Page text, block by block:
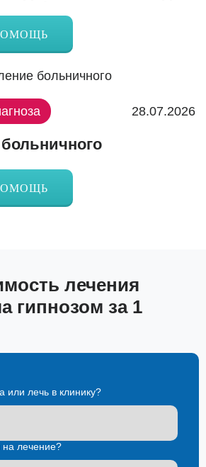
28.07.2026
лечения
гипнозом за 1
или лечь в клинику?
на лечение?